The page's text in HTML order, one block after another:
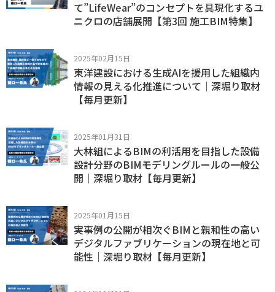
て”LifeWear”のコンセプトを具現化するユ
ニクロの店舗展開【第3回 施工BIM特集】
2025年02月15日
東洋建設における生成AIを援用した組織内
情報の見える化推進について｜深堀り取材
【毎月更新】
2025年01月31日
大林組によるBIMの利活用を目指した設備
設計分野のBIMモデリングルールの一般公
開｜深堀り取材【毎月更新】
2025年01月15日
実事例の公開が相次ぐBIMと親和性の高い
デジタルファブリケーションの現在地と可
能性｜深堀り取材【毎月更新】